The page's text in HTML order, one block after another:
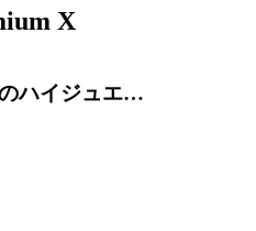
X
ハイジュエ…